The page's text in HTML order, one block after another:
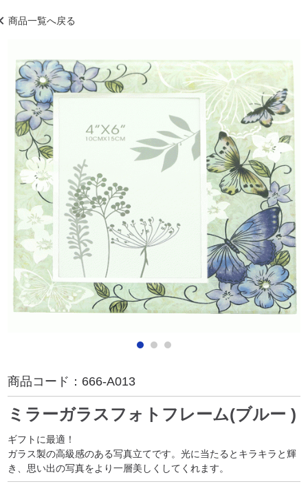
商品一覧へ戻る
商品コード： 666-A013
ミラーガラスフォトフレーム(ブルー )
ギフトに最適！
ガラス製の高級感のある写真立てです。光に当たるとキラキラと輝
き、思い出の写真をより一層美しくしてくれます。